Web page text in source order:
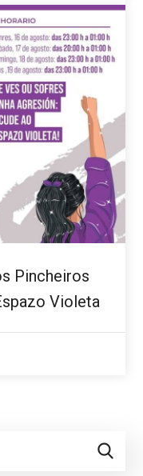
Pincheiros
Violeta